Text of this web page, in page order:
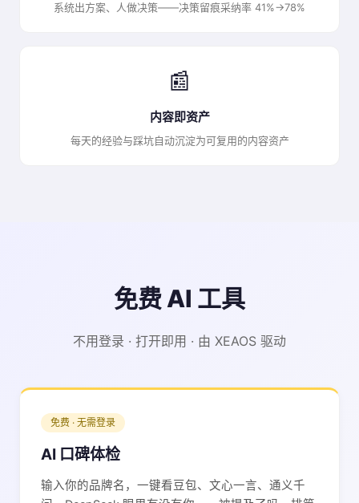
系统出方案、人做决策——决策留痕采纳率 41%→78%
📰
内容即资产
每天的经验与踩坑自动沉淀为可复用的内容资产
免费 AI 工具
不用登录 · 打开即用 · 由 XEAOS 驱动
免费 · 无需登录
AI 口碑体检
输入你的品牌名，一键看豆包、文心一言、通义千